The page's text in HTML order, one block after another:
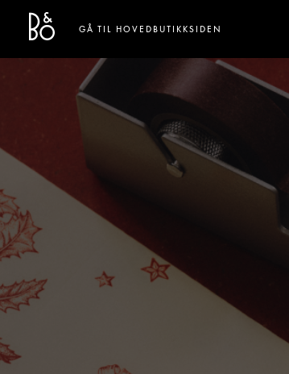
Bang & Olufsen - Exist to Create
Link Opens in New Tab
GÅ TIL HOVEDBUTIKKSIDEN